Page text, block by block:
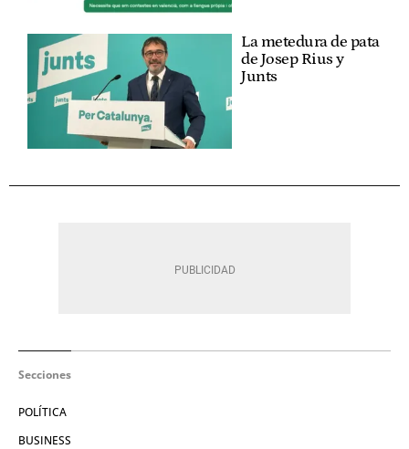
La metedura de pata
de Josep Rius y
Junts
Secciones
POLÍTICA
BUSINESS